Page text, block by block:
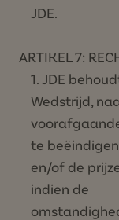
JDE.
ARTIKEL 7:
JDE
Wedstrijd,
te
en/of de
indien de